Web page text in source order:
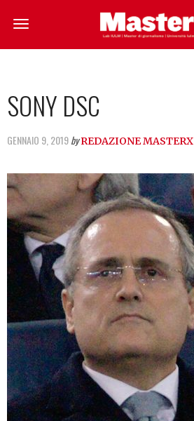
SONY DSC
GENNAIO 9, 2019by REDAZIONE MASTERX